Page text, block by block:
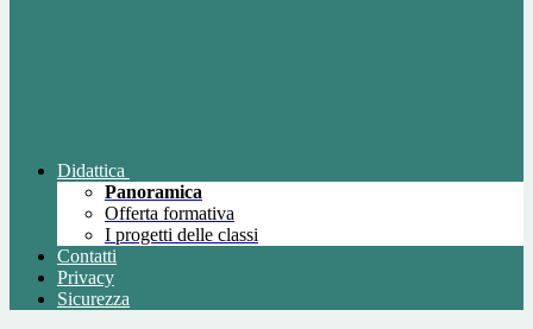
Didattica
Panoramica
Offerta formativa
I progetti delle classi
Contatti
Privacy
Sicurezza